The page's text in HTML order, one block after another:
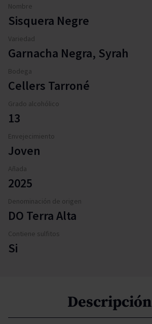
Nombre
Sisquera Negre
Variedad
Garnacha Negra, Syrah
Bodega
Cellers Tarroné
Grado alcohólico
13
Envejecimiento
Joven
Añada
2025
Denominación de origen
DO Terra Alta
Contiene sulfitos
Si
Descripción